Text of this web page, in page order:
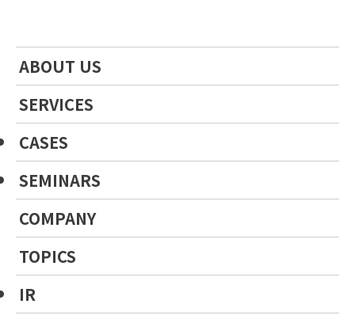
ABOUT US
SERVICES
CASES
SEMINARS
COMPANY
TOPICS
IR